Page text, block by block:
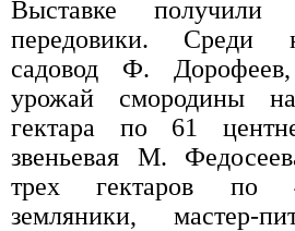
Выставке
передовики. Среди
садовод Ф.
урожай смородины
гектара по 61
звеньевая М.
трех гектаров по
земляники, мастер-